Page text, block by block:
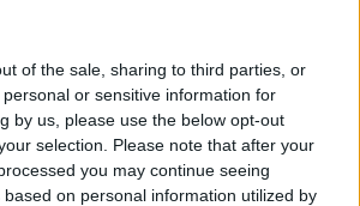
of the sale, sharing to third parties, or
or sensitive information for
by us, please use the below opt-out
selection. Please note that after your
you may continue seeing
on personal information utilized by